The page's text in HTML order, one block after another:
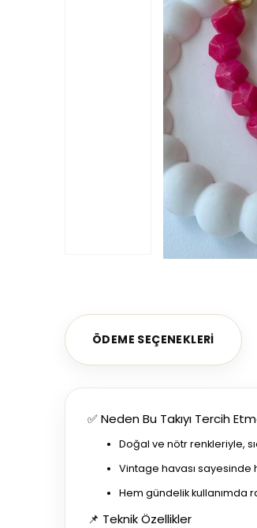
ÖDEME SEÇENEKLERI
✅ Neden Bu Takıyı Tercih
Doğal ve nötr renkleriyle,
Vintage havası sayesinde
Hem gündelik kullanımda
📌 Teknik Özellikler